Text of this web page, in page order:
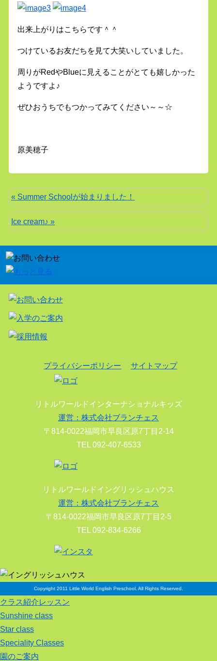
出来上がりはこちらです＾＾
つけているお友だちを見て大笑いしていました。
周りがRedやBlueに見えることがとても嬉しかった
ようですよ♪
ぜひおうちでもつかってみてください～～☆
原美穂子
« Summer Schoolが始まりました！
Ice cream♪ »
プライバシーポリシー サイトマップ
リトルワールドインターナショナルキッズ
運営：株式会社ブランチェス
〒814-0022福岡市早良区原7丁目2-14
TEL 092-407-6533
リトルワールドイングリッシュハウス
運営：株式会社ブランチェス
〒814-0022福岡市早良区原7丁目2-5
TEL 092-834-6266
Copyright 2011 Little World English Preschool. All Rights Reserved.
クラス紹介レッスン
Sunshine class
Star class
Speciality Classes
園のご案内